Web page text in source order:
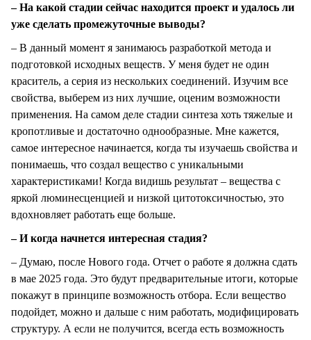
– На какой стадии сейчас находится проект и удалось ли
уже сделать промежуточные выводы?
– В данный момент я занимаюсь разработкой метода и
подготовкой исходных веществ. У меня будет не один
краситель, а серия из нескольких соединений. Изучим все
свойства, выберем из них лучшие, оценим возможности
применения. На самом деле стадии синтеза хоть тяжелые и
кропотливые и достаточно однообразные. Мне кажется,
самое интересное начинается, когда ты изучаешь свойства и
понимаешь, что создал вещество с уникальными
характеристиками! Когда видишь результат – вещества с
яркой люминесценцией и низкой цитотоксичностью, это
вдохновляет работать еще больше.
– И когда начнется интересная стадия?
– Думаю, после Нового года. Отчет о работе я должна сдать
в мае 2025 года. Это будут предварительные итоги, которые
покажут в принципе возможность отбора. Если вещество
подойдет, можно и дальше с ним работать, модифицировать
структуру. А если не получится, всегда есть возможность